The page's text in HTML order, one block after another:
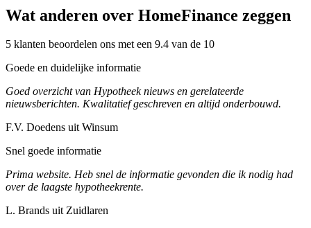
Wat anderen over HomeFinance zeggen
5 klanten beoordelen ons met een 9.4 van de 10
Goede en duidelijke informatie
Goed overzicht van Hypotheek nieuws en gerelateerde
nieuwsberichten. Kwalitatief geschreven en altijd onderbouwd.
F.V. Doedens uit Winsum
Snel goede informatie
Prima website. Heb snel de informatie gevonden die ik nodig had
over de laagste hypotheekrente.
L. Brands uit Zuidlaren